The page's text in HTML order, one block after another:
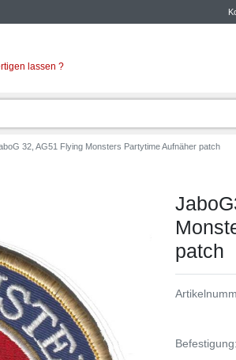
lassen ?
32, AG51 Flying Monsters Partytime Aufnäher patch
patch
Befestigung: